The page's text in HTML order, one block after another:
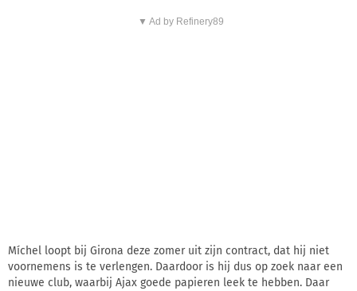
▼ Ad by Refinery89
Míchel loopt bij Girona deze zomer uit zijn contract, dat hij niet
voornemens is te verlengen. Daardoor is hij dus op zoek naar een
nieuwe club, waarbij Ajax goede papieren leek te hebben. Daar